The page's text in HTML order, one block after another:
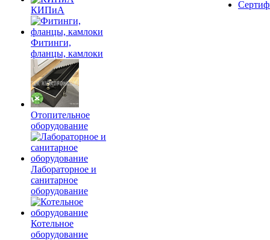
КИПиА
Фитинги,
фланцы, камлоки
Отопительное
оборудование
Лабораторное и
санитарное
оборудование
Котельное
оборудование